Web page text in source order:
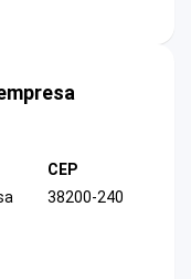
CEP
38200-240